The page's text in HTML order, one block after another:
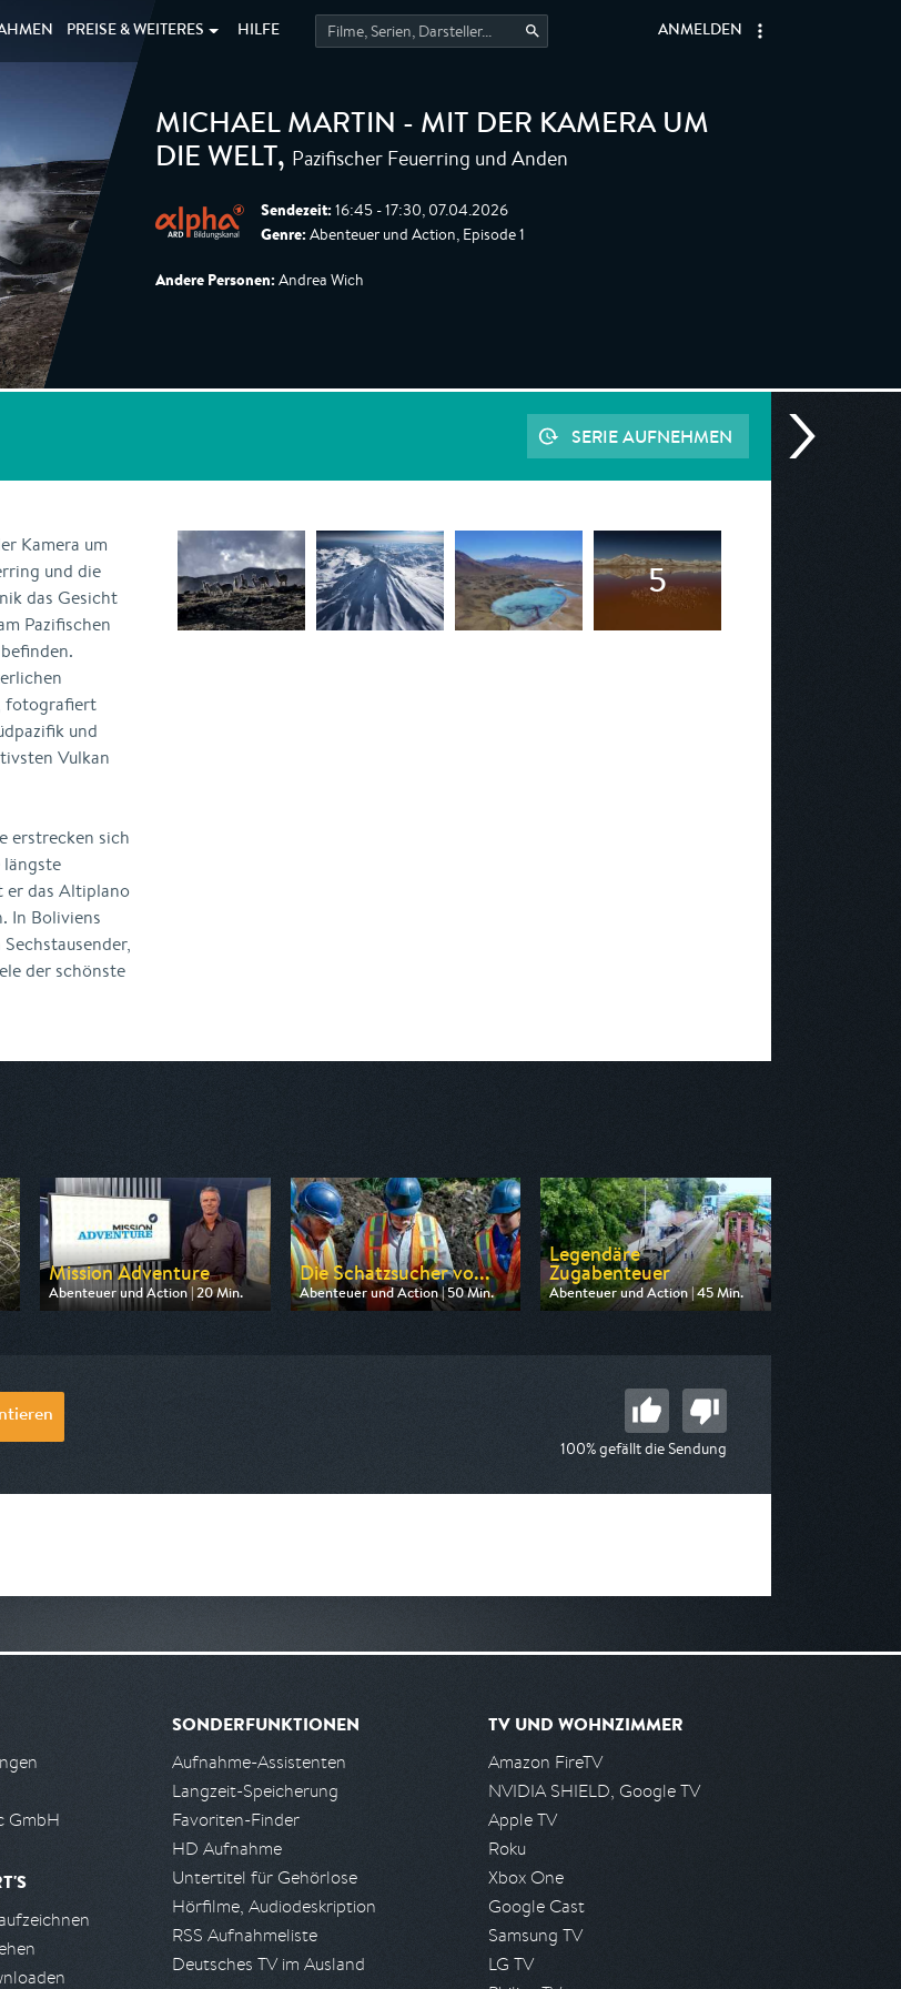
PREISE & WEITERES HILFE ANMELDEN
MICHAEL MARTIN - MIT DER KAMERA UM
DIE WELT, Pazifischer Feuerring und Anden
Sendezeit: 16:45 - 17:30, 07.04.2026
Genre: Abenteuer und Action, Episode 1
Andere Personen: Andrea Wich
SERIE AUFNEHMEN
Kamera um
und die
das Gesicht
Pazifischen
fotografiert
und
Vulkan
erstrecken sich
längste
er das Altiplano
In Boliviens
der schönste
Mission Adventure
Abenteuer und Action | 20 Min.
Ausgestrahlt von Pro 7 Maxx
Die Schatzsucher vo...
Abenteuer und Action | 50 Min.
Ausgestrahlt von Kabel eins Doku
Legendäre
Zugabenteuer
Abenteuer und Action | 45 Min.
Ausgestrahlt von Phoenix
100% gefällt die Sendung
GmbH
SONDERFUNKTIONEN
Aufnahme-Assistenten
Langzeit-Speicherung
Favoriten-Finder
HD Aufnahme
Untertitel für Gehörlose
Hörfilme, Audiodeskription
RSS Aufnahmeliste
Deutsches TV im Ausland
TV UND WOHNZIMMER
Amazon FireTV
NVIDIA SHIELD, Google TV
Apple TV
Roku
Xbox One
Google Cast
Samsung TV
LG TV